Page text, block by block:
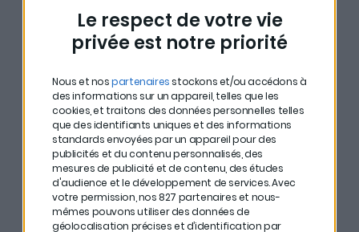
Le respect de votre vie
privée est notre priorité
Nous et nospartenaires stockons et/ou accédons à
des informations sur un appareil, telles que les
cookies, et traitons des données personnelles telles
que des identifiants uniques et des informations
standards envoyées par un appareil pour des
publicités et du contenu personnalisés, des
mesures de publicité et de contenu, des études
d'audience et le développement de services.Avec
votre permission, nos 827 partenaires et nous-
mêmes pouvons utiliser des données de
géolocalisation précises et d’identification par
La théorie moderne du portefeuille. Développée en
1952 par Harry Markowitz, cette théorie explique
comment mélanger des actifs risqués et non risqués
pour optimiser son portefeuille dans le temps et être
100% gagnant (ou presque).
# Pour comprendre le marché financier, il faut d’abord
comprendre le fonctionnement des humains, ensuite
la micro-macro et enfin la mécanique des marchés.